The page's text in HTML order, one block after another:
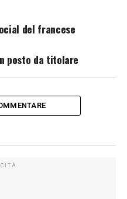
del francese
posto da titolare